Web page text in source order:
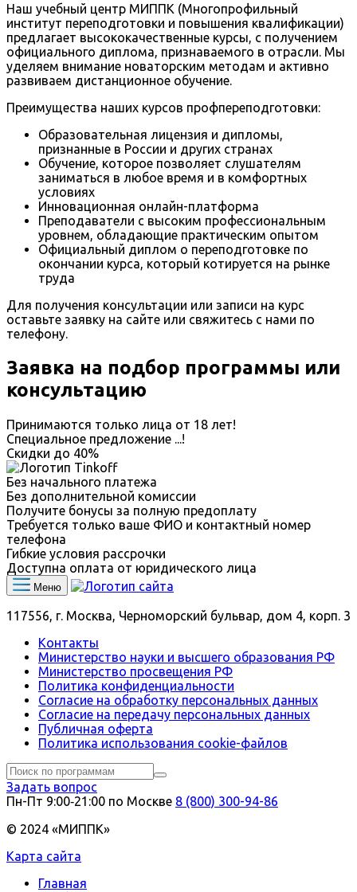
Наш учебный центр МИППК (Многопрофильный
институт переподготовки и повышения квалификации)
предлагает высококачественные курсы, с получением
официального диплома, признаваемого в отрасли. Мы
уделяем внимание новаторским методам и активно
развиваем дистанционное обучение.
Преимущества наших курсов профпереподготовки:
Образовательная лицензия и дипломы,
признанные в России и других странах
Обучение, которое позволяет слушателям
заниматься в любое время и в комфортных
условиях
Инновационная онлайн-платформа
Преподаватели с высоким профессиональным
уровнем, обладающие практическим опытом
Официальный диплом о переподготовке по
окончании курса, который котируется на рынке
труда
Для получения консультации или записи на курс
оставьте заявку на сайте или свяжитесь с нами по
телефону.
Заявка на подбор программы или
консультацию
Принимаются только лица от 18 лет!
Специальное предложение
!
Скидки до 40%
Без начального платежа
Без дополнительной комиссии
Получите бонусы за полную предоплату
Требуется только ваше ФИО и контактный номер
телефона
Гибкие условия рассрочки
Доступна оплата от юридического лица
Меню
117556, г. Москва, Черноморский бульвар, дом 4, корп. 3
Контакты
Министерство науки и высшего образования РФ
Министерство просвещения РФ
Политика конфиденциальности
Согласие на обработку персональных данных
Согласие на передачу персональных данных
Публичная оферта
Политика использования сookie-файлов
Задать вопрос
Пн-Пт 9:00‑21:00 по Москве 8 (800) 300-94-86
© 2024 «МИППК»
Карта сайта
Главная